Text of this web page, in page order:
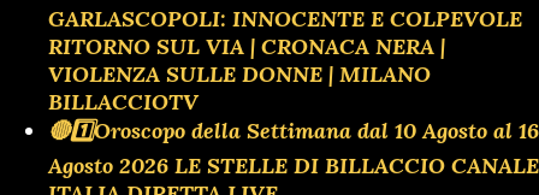
GARLASCOPOLI: INNOCENTE E COLPEVOLE
RITORNO SUL VIA | CRONACA NERA |
VIOLENZA SULLE DONNE | MILANO
BILLACCIOTV
🔴1️⃣Oroscopo della Settimana dal 10 Agosto al 16
Agosto 2026 LE STELLE DI BILLACCIO CANALE